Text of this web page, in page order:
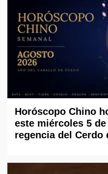
Horóscopo Chino
este miércoles 5
regencia del Cerdo